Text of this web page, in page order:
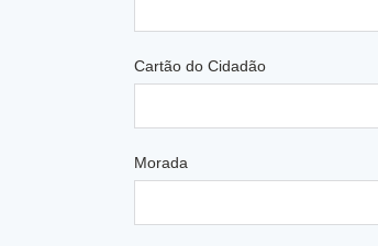
Cartão do Cidadão
Morada